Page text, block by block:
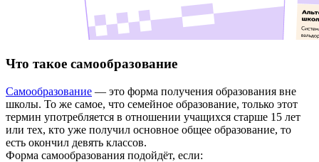
Что такое самообразование
Самообразование — это форма получения образования вне
школы. То же самое, что семейное образование, только этот
термин употребляется в отношении учащихся старше 15 лет
или тех, кто уже получил основное общее образование, то
есть окончил девять классов.
Форма самообразования подойдёт, если: